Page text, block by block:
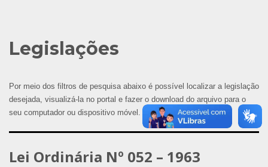
Legislações
Por meio dos filtros de pesquisa abaixo é possível localizar a legislação
desejada, visualizá-la no portal e fazer o download do arquivo para o
seu computador ou dispositivo móvel.
Lei Ordinária Nº 052 – 1963